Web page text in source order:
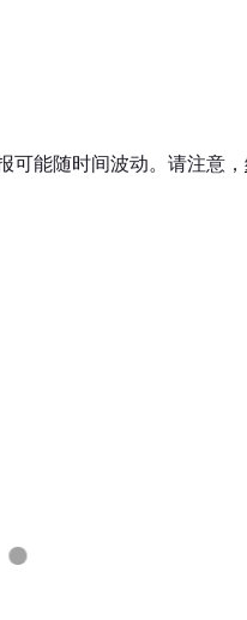
能随时间波动。请注意，